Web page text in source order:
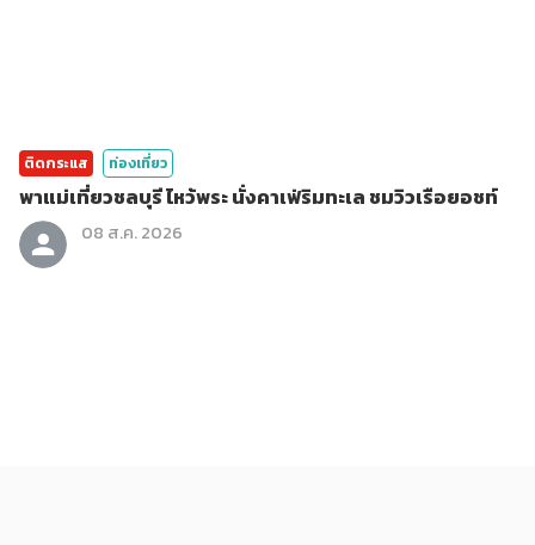
ติดกระแส ท่องเที่ยว
พาแม่เที่ยวชลบุรี ไหว้พระ นั่งคาเฟ่ริมทะเล ชมวิวเรือยอชท์
08 ส.ค. 2026